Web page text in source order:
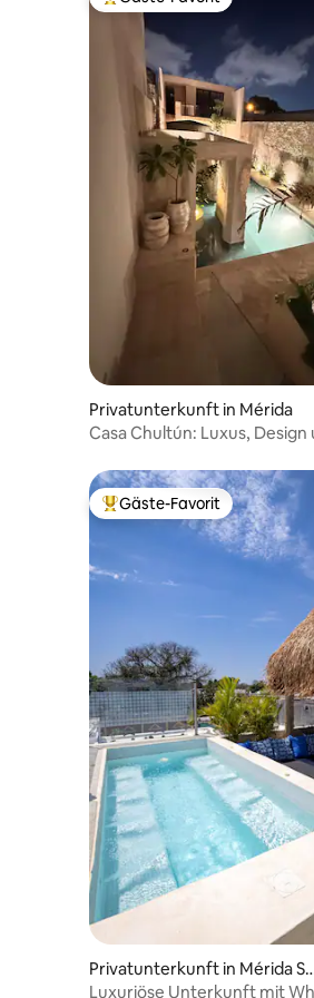
Beliebter Gäste-Favorit.
Privatunterkunft in Mérida
Casa Chultún: Luxus, Design
Beliebter Gäste-Favorit.
Gäste-Favorit
Privatunterkunft in Mérida St
adtzentrum
Luxuriöse Unterkunft mit